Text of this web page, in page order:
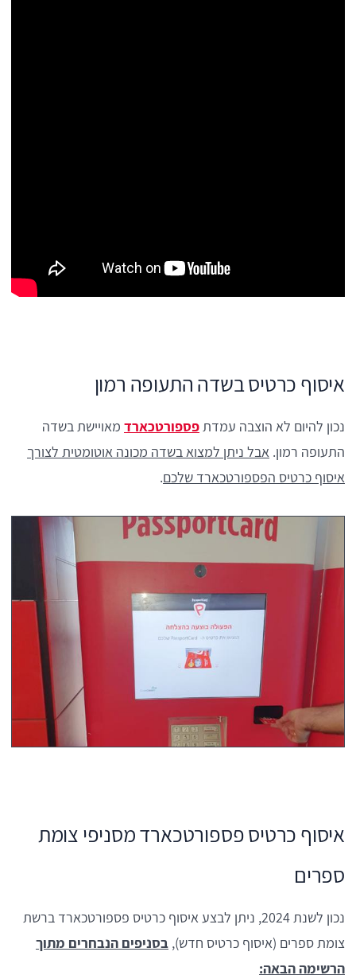
איסוף כרטיס בשדה התעופה רמון
נכון להיום לא הוצבה עמדתפספורטכארד מאויישת בשדה
התעופה רמון. אבל ניתן למצוא בשדה מכונה אוטומטית לצורך
איסוף כרטיס הפספורטכארד שלכם.
איסוף כרטיס פספורטכארד מסניפי צומת
ספרים
נכון לשנת 2024, ניתן לבצע איסוף כרטיס פספורטכארד ברשת
צומת ספרים (איסוף כרטיס חדש), בסניפים הנבחרים מתוך
הרשימה הבאה: